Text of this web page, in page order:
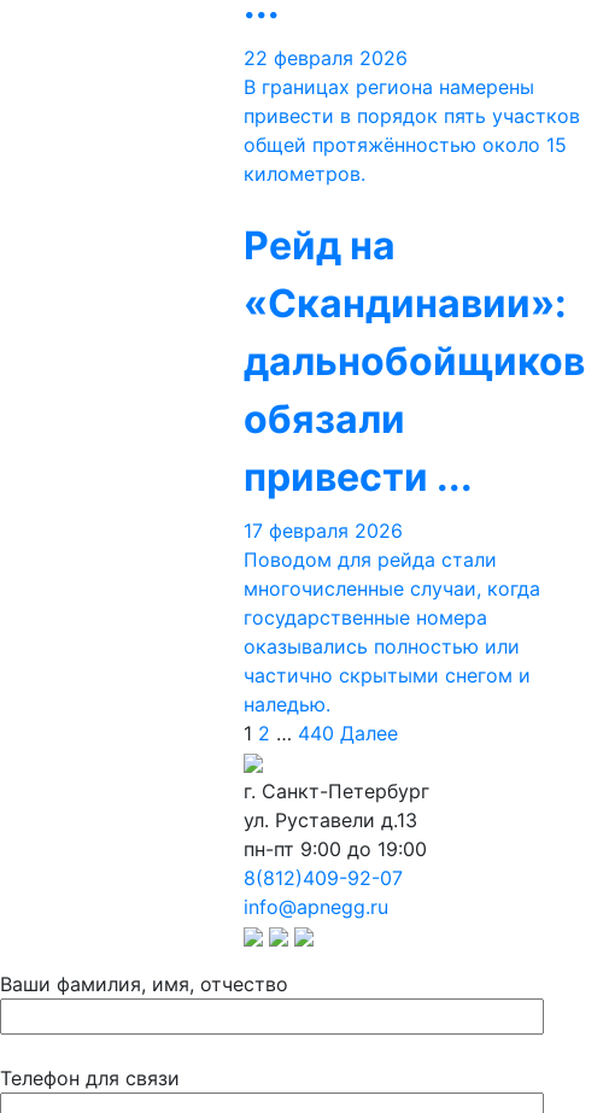
22 февраля 2026
В границах региона намерены
привести в порядок пять участков
общей протяжённостью около 15
километров.
Рейд на
«Скандинавии»:
дальнобойщиков
обязали
привести ...
17 февраля 2026
Поводом для рейда стали
многочисленные случаи, когда
государственные номера
оказывались полностью или
частично скрытыми снегом и
наледью.
Пагинация
записей
1 2 … 440 Далее
г. Санкт-Петербург
ул. Руставели д.13
пн-пт 9:00 до 19:00
8(812)409-92-07
info@apnegg.ru
Ваши фамилия, имя, отчество
Телефон для связи